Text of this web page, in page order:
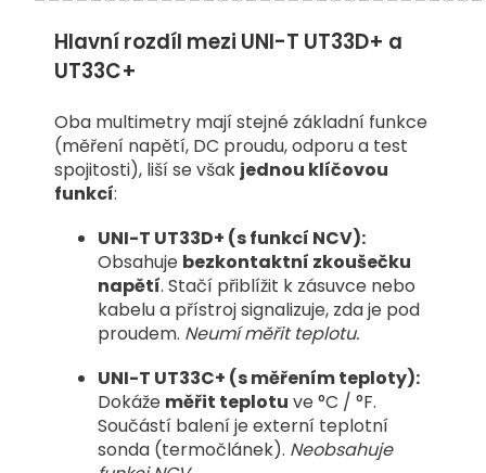
Hlavní rozdíl mezi UNI-T UT33D+ a
UT33C+
Oba multimetry mají stejné základní funkce
(měření napětí, DC proudu, odporu a test
spojitosti), liší se však jednou klíčovou
funkcí:
UNI-T UT33D+ (s funkcí NCV):
Obsahuje bezkontaktní zkoušečku
napětí. Stačí přiblížit k zásuvce nebo
kabelu a přístroj signalizuje, zda je pod
proudem. Neumí měřit teplotu.
UNI-T UT33C+ (s měřením teploty):
Dokáže měřit teplotu ve °C / °F.
Součástí balení je externí teplotní
sonda (termočlánek). Neobsahuje